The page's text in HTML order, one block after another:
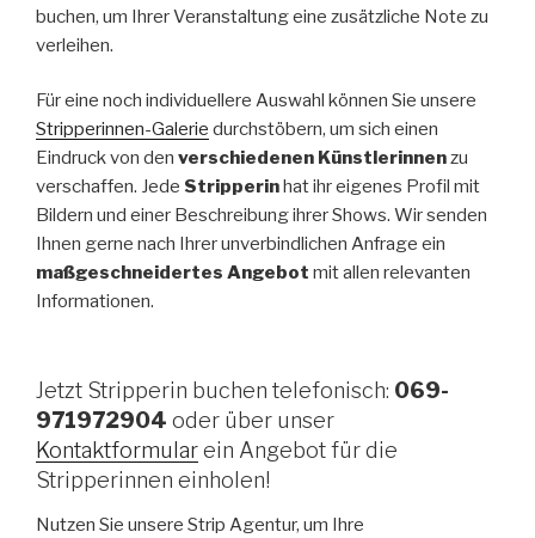
buchen, um Ihrer Veranstaltung eine zusätzliche Note zu
verleihen.
Für eine noch individuellere Auswahl können Sie unsere
Stripperinnen-Galerie durchstöbern, um sich einen
Eindruck von den verschiedenen Künstlerinnenzu
verschaffen. Jede Stripperinhat ihr eigenes Profil mit
Bildern und einer Beschreibung ihrer Shows. Wir senden
Ihnen gerne nach Ihrer unverbindlichen Anfrage ein
maßgeschneidertes Angebot mit allen relevanten
Informationen.
Jetzt Stripperin buchen telefonisch: 069-
971972904 oder über unser
Kontaktformularein Angebot für die
Stripperinnen einholen!
Nutzen Sie unsere Strip Agentur, um Ihre